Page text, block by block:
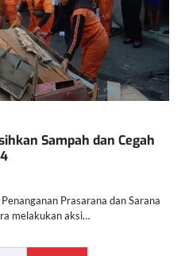
Sampah dan Cegah
Prasarana dan Sarana
melakukan aksi…